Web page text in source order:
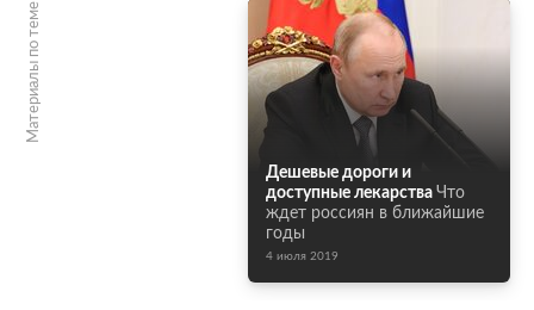
Материалы по теме
Дешевые дороги и
доступные лекарства Что
ждет россиян в ближайшие
годы
4 июля 2019